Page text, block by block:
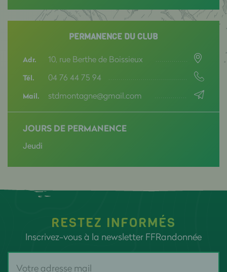
PERMANENCE DU CLUB
Adr. 10, rue Berthe de Boissieux
Tél. 04 76 44 75 94
Mail. stdmontagne@gmail.com
JOURS DE PERMANENCE
Jeudi
RESTEZ INFORMÉS
Inscrivez-vous à la newsletter FFRandonnée